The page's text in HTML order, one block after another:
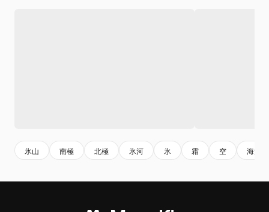
氷山 南極 北極 氷河 氷 霜 空 海洋